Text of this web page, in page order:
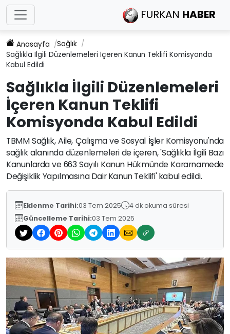
FURKAN HABER
Anasayfa
Sağlık
Sağlıkla İlgili Düzenlemeleri İçeren Kanun Teklifi Komisyonda
Kabul Edildi
Sağlıkla İlgili Düzenlemeleri
İçeren Kanun Teklifi
Komisyonda Kabul Edildi
TBMM Sağlık, Aile, Çalışma ve Sosyal İşler Komisyonu'nda
sağlık alanında düzenlemeleri de içeren, 'Sağlıkla İlgili Bazı
Kanunlarda ve 663 Sayılı Kanun Hükmünde Kararnamede
Değişiklik Yapılmasına Dair Kanun Teklifi' kabul edildi.
Eklenme Tarihi:03 Tem 2025
4 dk okuma süresi
Güncelleme Tarihi:03 Tem 2025